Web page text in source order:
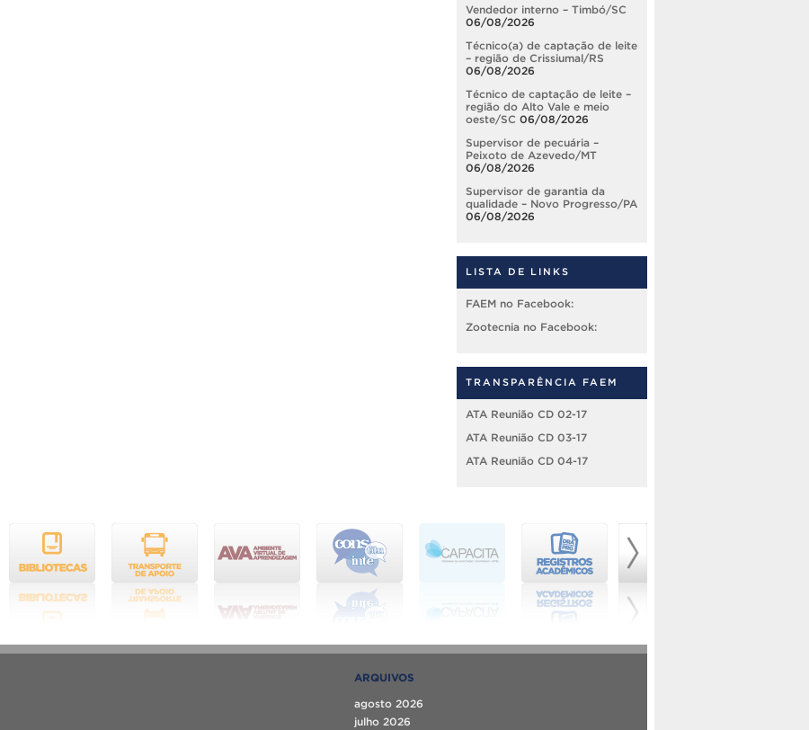
Vendedor interno – Timbó/SC
06/08/2026
Técnico(a) de captação de leite
– região de Crissiumal/RS
06/08/2026
Técnico de captação de leite –
região do Alto Vale e meio
oeste/SC 06/08/2026
Supervisor de pecuária –
Peixoto de Azevedo/MT
06/08/2026
Supervisor de garantia da
qualidade – Novo Progresso/PA
06/08/2026
LISTA DE LINKS
FAEM no Facebook:
Zootecnia no Facebook:
TRANSPARÊNCIA FAEM
ATA Reunião CD 02-17
ATA Reunião CD 03-17
ATA Reunião CD 04-17
ARQUIVOS
agosto 2026
julho 2026